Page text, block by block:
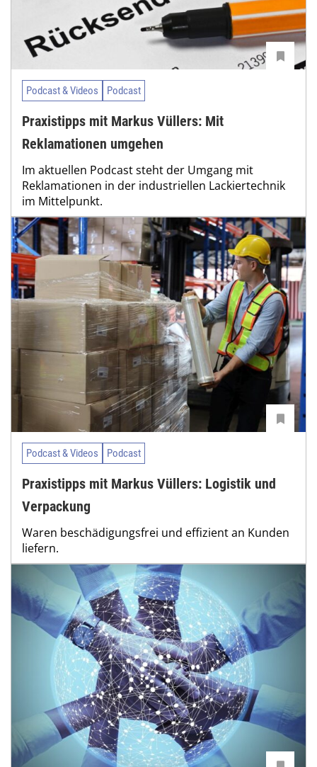
Podcast & Videos Podcast
Praxistipps mit Markus Vüllers: Mit
Reklamationen umgehen
Im aktuellen Podcast steht der Umgang mit
Reklamationen in der industriellen Lackiertechnik
im Mittelpunkt.
Podcast & Videos Podcast
Praxistipps mit Markus Vüllers: Logistik und
Verpackung
Waren beschädigungsfrei und effizient an Kunden
liefern.